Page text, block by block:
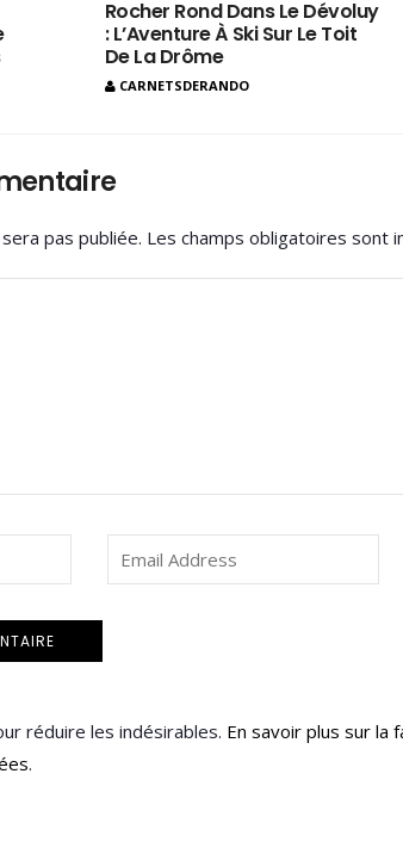
Rocher Rond Dans Le Dévoluy
: L’Aventure À Ski Sur Le Toit
De La Drôme
CARNETSDERANDO
pas publiée. Les champs obligatoires sont
réduire les indésirables. En savoir plus sur la
.